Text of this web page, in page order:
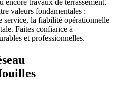
encore travaux de terrassement.
valeurs fondamentales :
service, la fiabilité opérationnelle
Faites confiance à
et professionnelles.